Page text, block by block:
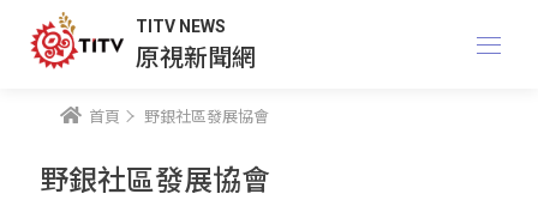
TITV NEWS
原視新聞網
首頁 野銀社區發展協會
野銀社區發展協會